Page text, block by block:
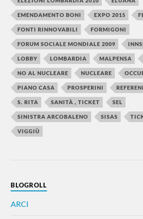
EMENDAMENTO BONI EXPO 2015
FONTI RINNOVABILI FORMIGONI
FORUM SOCIALE MONDIALE 2009
LOBBY LOMBARDIA MALPENSA
NO AL NUCLEARE NUCLEARE
PIANO CASA PROSPERINI
S. RITA SANITÀ , TICKET SEL
SINISTRA ARCOBALENO SISAS
VIGGIÙ
BLOGROLL
ARCI